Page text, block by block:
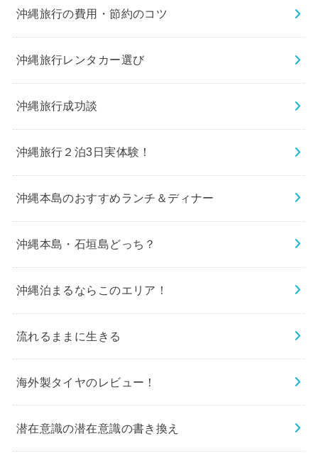
沖縄旅行の費用・節約のコツ
沖縄旅行レンタカー選び
沖縄旅行成功談
沖縄旅行２泊3日実体験！
沖縄本島のおすすめランチ＆ディナー
沖縄本島・石垣島どっち？
沖縄泊まるならこのエリア！
流れるままに生きる
海外製タイヤのレビュー！
潜在意識の潜在意識の書き換え